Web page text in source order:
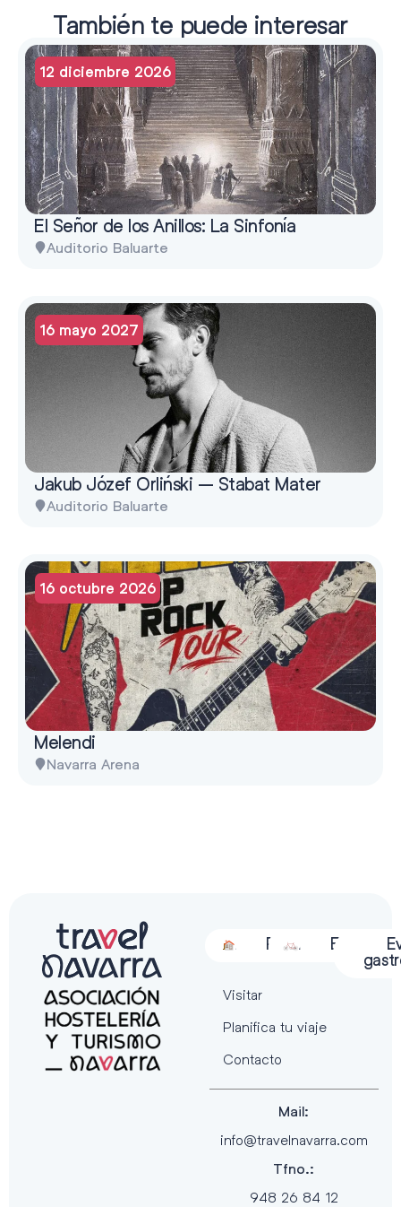
También te puede interesar
12 diciembre 2026
El Señor de los Anillos: La Sinfonía
Auditorio Baluarte
16 mayo 2027
Jakub Józef Orliński – Stabat Mater
Auditorio Baluarte
16 octubre 2026
Melendi
Navarra Arena
Alojamiento
Restauración
Actividades
Visitar
Planifica tu viaje
Contacto
Mail:
info@travelnavarra.com
Tfno.:
948 26 84 12